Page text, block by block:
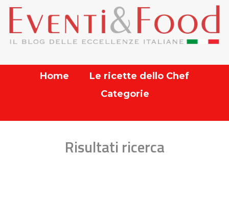
Home
Le ricette dello Chef
Categorie
Risultati ricerca